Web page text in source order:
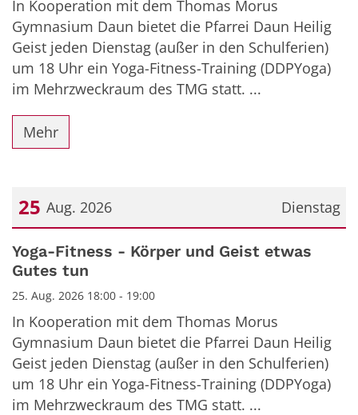
In Kooperation mit dem Thomas Morus
Gymnasium Daun bietet die Pfarrei Daun Heilig
Geist jeden Dienstag (außer in den Schulferien)
um 18 Uhr ein Yoga-Fitness-Training (DDPYoga)
im Mehrzweckraum des TMG statt. ...
Mehr
Dienstag
25 Aug. 2026
Datum: 25. August 2026
Yoga-Fitness - Körper und Geist etwas
Gutes tun
25. Aug. 2026 18:00 - 19:00
In Kooperation mit dem Thomas Morus
Gymnasium Daun bietet die Pfarrei Daun Heilig
Geist jeden Dienstag (außer in den Schulferien)
um 18 Uhr ein Yoga-Fitness-Training (DDPYoga)
im Mehrzweckraum des TMG statt. ...